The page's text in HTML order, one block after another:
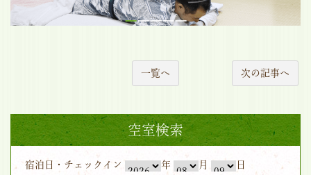
一覧へ 次の記事へ
空室検索
宿泊日・チェックイン 年 月 日